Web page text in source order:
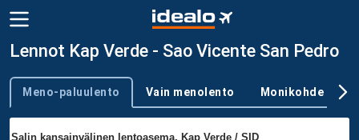
Lennot Kap Verde - Sao Vicente San Pedro
Trip type
Meno-paluulento Vain menolento Monikohde